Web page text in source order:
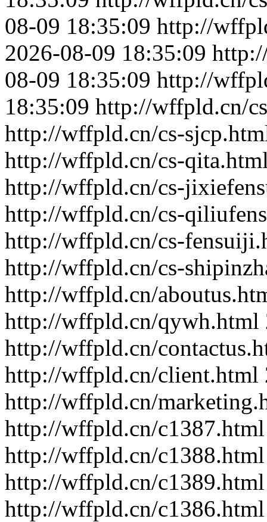
08-09 18:35:09 http://
2026-08-09 18:35:09
08-09 18:35:09 http://
18:35:09 http://wffpld.cn/
http://wffpld.cn/cs-
http://wffpld.cn/cs-
http://wffpld.cn/cs-
http://wffpld.cn/cs-
http://wffpld.cn/cs-
http://wffpld.cn/cs-
http://wffpld.cn/
http://wffpld.cn/qywh.html
http://wffpld.cn/
http://wffpld.cn/client.html
http://wffpld.cn/
http://wffpld.cn/c1387.html
http://wffpld.cn/c1388.html
http://wffpld.cn/c1389.html
http://wffpld.cn/c1386.html